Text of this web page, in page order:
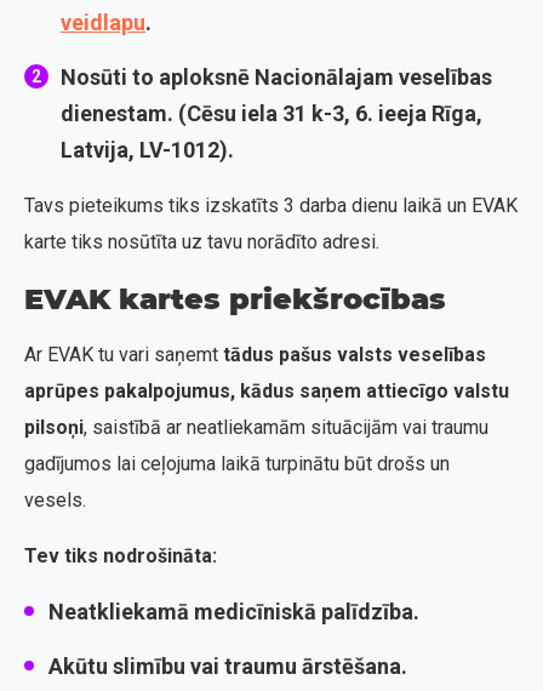
veidlapu.
Nosūti to aploksnē Nacionālajam veselības
dienestam. (Cēsu iela 31 k-3, 6. ieeja Rīga,
Latvija, LV-1012).
Tavs pieteikums tiks izskatīts 3 darba dienu laikā un EVAK
karte tiks nosūtīta uz tavu norādīto adresi.
EVAK kartes priekšrocības
Ar EVAK tu vari saņemt tādus pašus valsts veselības
aprūpes pakalpojumus, kādus saņem attiecīgo valstu
pilsoņi, saistībā ar neatliekamām situācijām vai traumu
gadījumos lai ceļojuma laikā turpinātu būt drošs un
vesels.
Tev tiks nodrošināta:
Neatkliekamā medicīniskā palīdzība.
Akūtu slimību vai traumu ārstēšana.